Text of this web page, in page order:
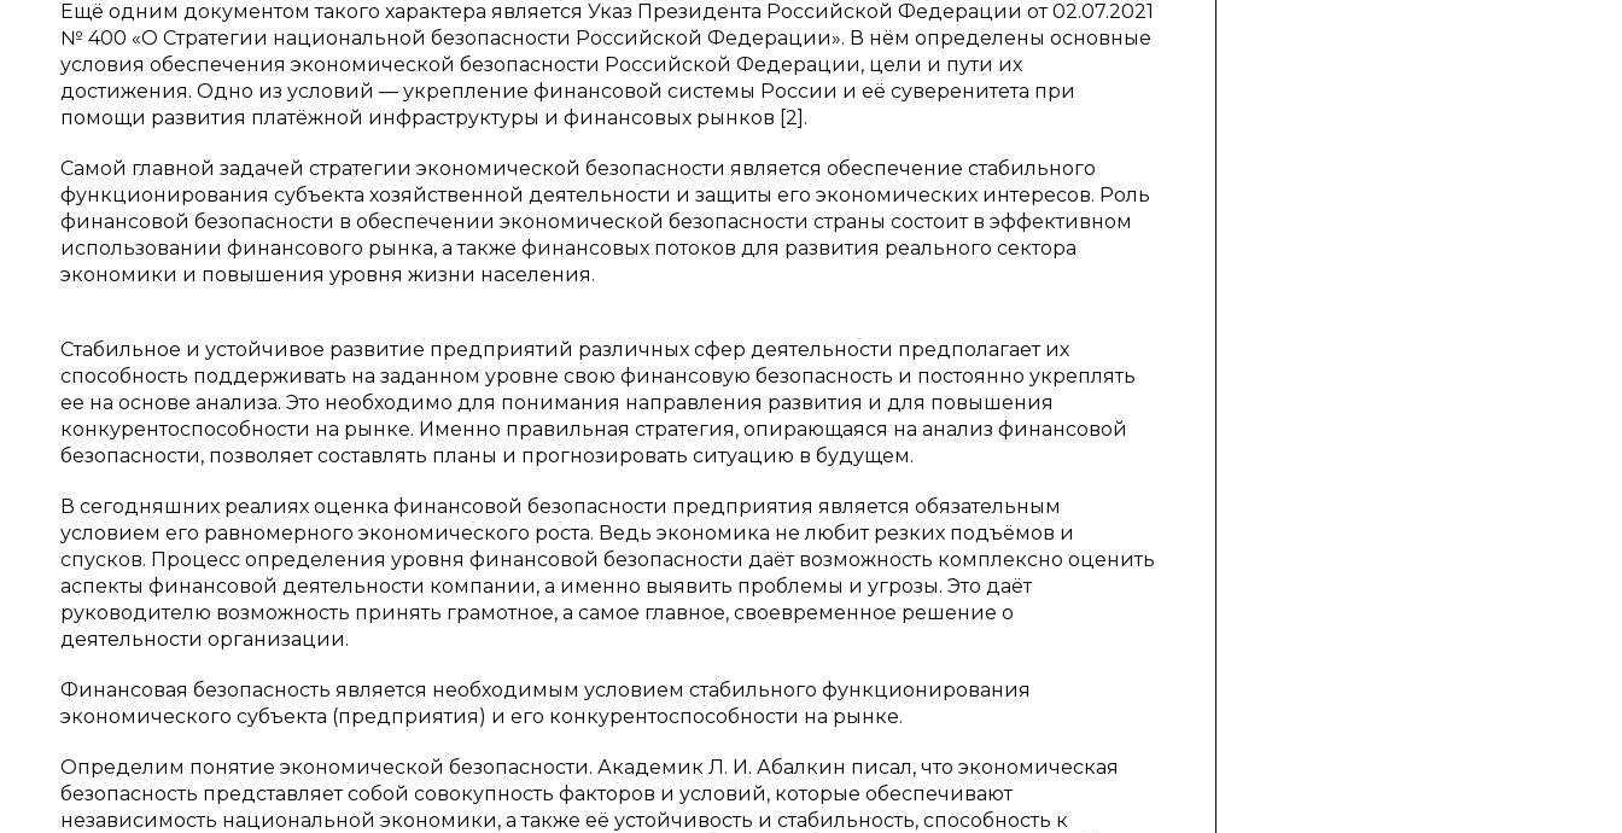
Ещё одним документом такого характера является Указ Президента Российской Федерации от 02.07.2021
№ 400 «О Стратегии национальной безопасности Российской Федерации». В нём определены основные
условия обеспечения экономической безопасности Российской Федерации, цели и пути их
достижения. Одно из условий — укрепление финансовой системы России и её суверенитета при
помощи развития платёжной инфраструктуры и финансовых рынков [2].
Самой главной задачей стратегии экономической безопасности является обеспечение стабильного
функционирования субъекта хозяйственной деятельности и защиты его экономических интересов. Роль
финансовой безопасности в обеспечении экономической безопасности страны состоит в эффективном
использовании финансового рынка, а также финансовых потоков для развития реального сектора
экономики и повышения уровня жизни населения.
Стабильное и устойчивое развитие предприятий различных сфер деятельности предполагает их
способность поддерживать на заданном уровне свою финансовую безопасность и постоянно укреплять
ее на основе анализа. Это необходимо для понимания направления развития и для повышения
конкурентоспособности на рынке. Именно правильная стратегия, опирающаяся на анализ финансовой
безопасности, позволяет составлять планы и прогнозировать ситуацию в будущем.
В сегодняшних реалиях оценка финансовой безопасности предприятия является обязательным
условием его равномерного экономического роста. Ведь экономика не любит резких подъёмов и
спусков. Процесс определения уровня финансовой безопасности даёт возможность комплексно оценить
аспекты финансовой деятельности компании, а именно выявить проблемы и угрозы. Это даёт
руководителю возможность принять грамотное, а самое главное, своевременное решение о
деятельности организации.
Финансовая безопасность является необходимым условием стабильного функционирования
экономического субъекта (предприятия) и его конкурентоспособности на рынке.
Определим понятие экономической безопасности. Академик Л. И. Абалкин писал, что экономическая
безопасность представляет собой совокупность факторов и условий, которые обеспечивают
независимость национальной экономики, а также её устойчивость и стабильность, способность к